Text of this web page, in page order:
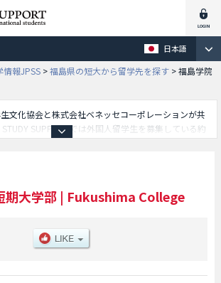
日本語
情報JPSS >福島県の短大から留学先を探す >福島学院
文化協会と株式会社ベネッセコーポレーションが共
SUPPORTでは外国人留学生を募集している約
や合格者数など入試情報、施設案内、アクセスなど
報を掲載しているので是非ご利用ください。
期大学部| Fukushima College